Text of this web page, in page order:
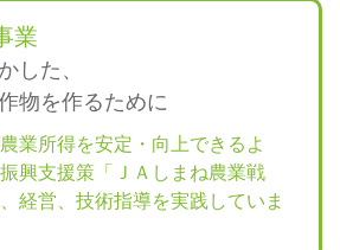
業
した、
物を作るために
業所得を安定・向上できるよ
興支援策「ＪＡしまね農業戦
経営、技術指導を実践していま